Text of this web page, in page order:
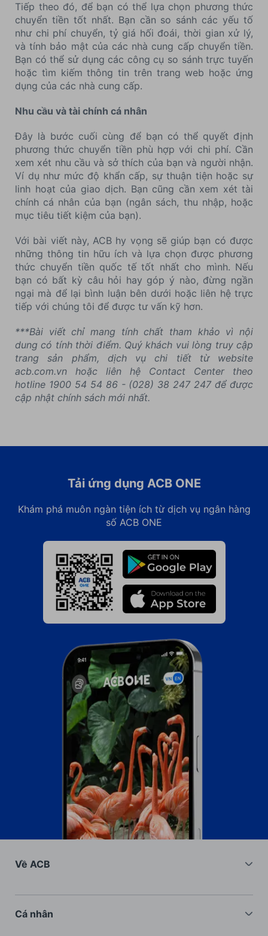
Tiếp theo đó, để bạn có thể lựa chọn phương thức
chuyển tiền tốt nhất. Bạn cần so sánh các yếu tố
như chi phí chuyển, tỷ giá hối đoái, thời gian xử lý,
và tính bảo mật của các nhà cung cấp chuyển tiền.
Bạn có thể sử dụng các công cụ so sánh trực tuyến
hoặc tìm kiếm thông tin trên trang web hoặc ứng
dụng của các nhà cung cấp.
Nhu cầu và tài chính cá nhân
Đây là bước cuối cùng để bạn có thể quyết định
phương thức chuyển tiền phù hợp với chi phí. Cần
xem xét nhu cầu và sở thích của bạn và người nhận.
Ví dụ như mức độ khẩn cấp, sự thuận tiện hoặc sự
linh hoạt của giao dịch. Bạn cũng cần xem xét tài
chính cá nhân của bạn (ngân sách, thu nhập, hoặc
mục tiêu tiết kiệm của bạn).
Với bài viết này, ACB hy vọng sẽ giúp bạn có được
những thông tin hữu ích và lựa chọn được phương
thức chuyển tiền quốc tế tốt nhất cho mình. Nếu
bạn có bất kỳ câu hỏi hay góp ý nào, đừng ngần
ngại mà để lại bình luận bên dưới hoặc liên hệ trực
tiếp với chúng tôi để được tư vấn kỹ hơn.
***Bài viết chỉ mang tính chất tham khảo vì nội
dung có tính thời điểm. Quý khách vui lòng truy cập
trang sản phẩm, dịch vụ chi tiết từ website
acb.com.vn hoặc liên hệ Contact Center theo
hotline 1900 54 54 86 - (028) 38 247 247 để được
cập nhật chính sách mới nhất.
Tải ứng dụng ACB ONE
Khám phá muôn ngàn tiện ích từ dịch vụ ngân hàng
số ACB ONE
Về ACB
Nhà đầu tư
Cá nhân